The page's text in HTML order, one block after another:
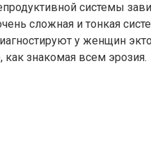
системы
сложная и тонкая
у женщин
как знакомая всем эрозия.